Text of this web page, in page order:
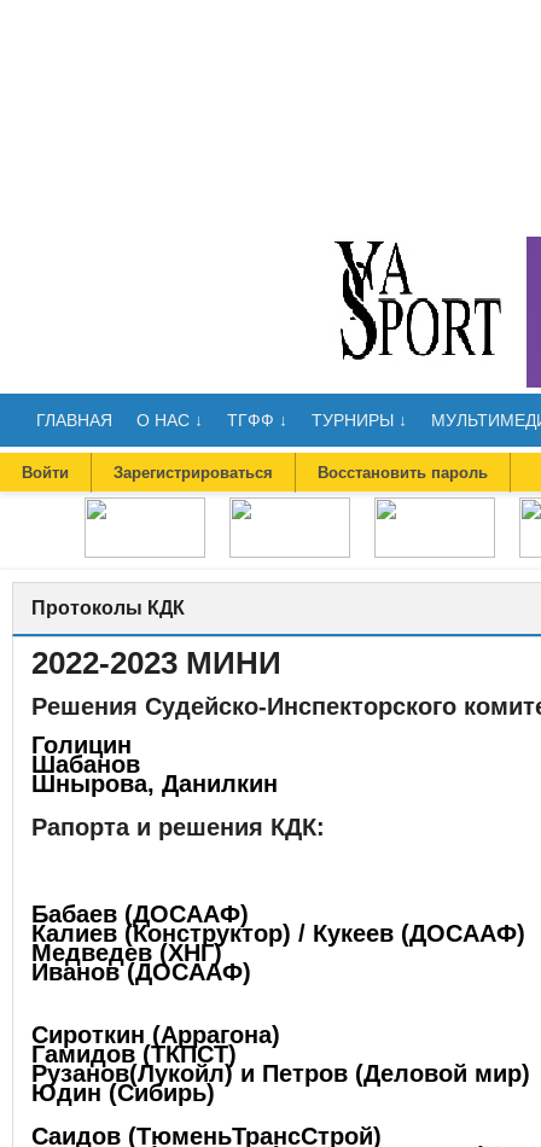
ГЛАВНАЯ О НАС ↓ ТГФФ ↓ ТУРНИРЫ ↓
Войти Зарегистрироваться Восстановить пароль
Протоколы КДК
2022-2023 МИНИ
Решения Судейско-Инспекторского
Голицин
Шабанов
Шнырова, Данилкин
Рапорта и решения КДК:
Бабаев (ДОСААФ)
Калиев (Конструктор) / Кукеев (ДОСААФ)
Медведев (ХНГ)
Иванов (ДОСААФ)
Сироткин (Аррагона)
Гамидов (ТКПСТ)
Рузанов(Лукойл) и Петров (Деловой мир)
Юдин (Сибирь)
Саидов (ТюменьТрансСтрой)